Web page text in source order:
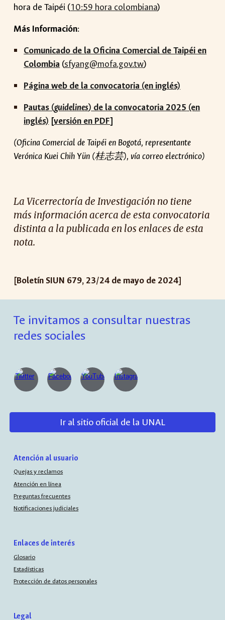
hora de Taipéi (10:59 hora colombiana)
Más Información:
Comunicado de la Oficina Comercial de Taipéi en
Colombia (sfyang@mofa.gov.tw)
Página web de la convocatoria (en inglés)
Pautas (guidelines) de la convocatoria 2025 (en
inglés) [versión en PDF]
(Oficina Comercial de Taipéi en Bogotá, representante
Verónica Kuei Chih Yün (桂志芸), vía correo electrónico)
La Vicerrectoría de Investigación no tiene
más información acerca de esta convocatoria
distinta a la publicada en los enlaces de esta
nota.
[Boletín SIUN 679, 23/24 de mayo de 2024]
Te invitamos a consultar nuestras
redes sociales
Ir al sitio oficial de la UNAL
Atención al usuario
Quejas y reclamos
Atención en línea
Preguntas frecuentes
Notificaciones judiciales
Enlaces de interés
Glosario
Estadísticas
Protección de datos personales
Legal